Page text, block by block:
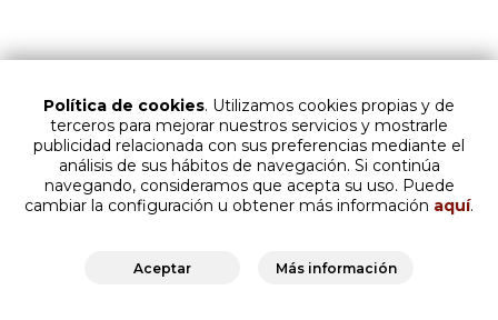
Política de cookies. Utilizamos cookies propias y de
terceros para mejorar nuestros servicios y mostrarle
publicidad relacionada con sus preferencias mediante el
análisis de sus hábitos de navegación. Si continúa
navegando, consideramos que acepta su uso. Puede
cambiar la configuración u obtener más información aquí.
Aceptar Más información